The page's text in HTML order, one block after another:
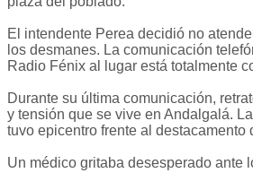
El intendente Perea decidió no
los desmanes. La comunicación
Radio Fénix al lugar está totalmente
Durante su última comunicación,
y tensión que se vive en Andalgalá.
tuvo epicentro frente al destacamento
Un médico gritaba desesperado ante